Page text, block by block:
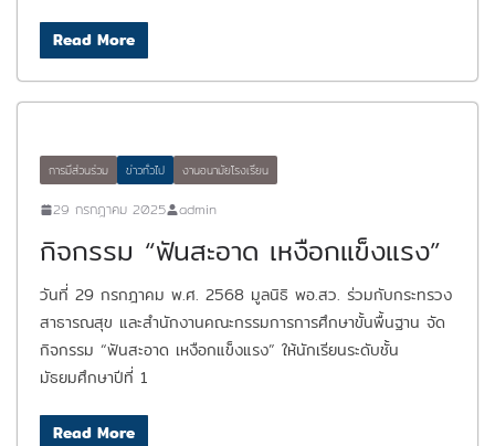
Read More
การมีส่วนร่วม ข่าวทั่วไป งานอนามัยโรงเรียน
29 กรกฎาคม 2025 admin
กิจกรรม “ฟันสะอาด เหงือกแข็งแรง”
วันที่ 29 กรกฎาคม พ.ศ. 2568 มูลนิธิ พอ.สว. ร่วมกับกระทรวง
สาธารณสุข และสำนักงานคณะกรรมการการศึกษาขั้นพื้นฐาน จัด
กิจกรรม “ฟันสะอาด เหงือกแข็งแรง” ให้นักเรียนระดับชั้น
มัธยมศึกษาปีที่ 1
Read More